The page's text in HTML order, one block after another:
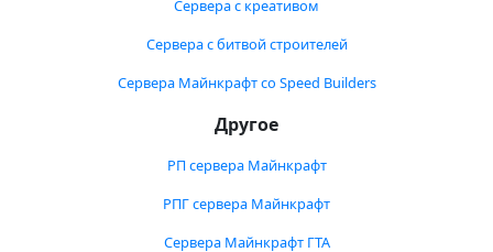
Сервера с креативом
Сервера с битвой строителей
Сервера Майнкрафт со Speed Builders
Другое
РП сервера Майнкрафт
РПГ сервера Майнкрафт
Сервера Майнкрафт ГТА